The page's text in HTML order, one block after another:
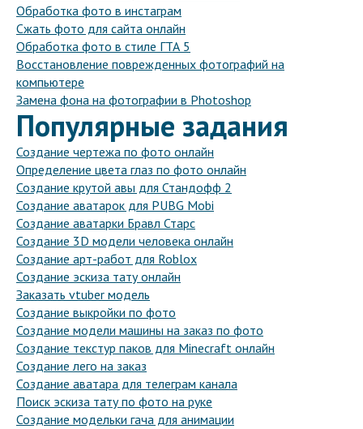
Обработка фото в инстаграм
Сжать фото для сайта онлайн
Обработка фото в стиле ГТА 5
Восстановление поврежденных фотографий на
компьютере
Замена фона на фотографии в Photoshop
Популярные задания
Создание чертежа по фото онлайн
Определение цвета глаз по фото онлайн
Создание крутой авы для Стандофф 2
Создание аватарок для PUBG Mobi
Создание аватарки Бравл Старс
Создание 3D модели человека онлайн
Создание арт-работ для Roblox
Создание эскиза тату онлайн
Заказать vtuber модель
Создание выкройки по фото
Создание модели машины на заказ по фото
Создание текстур паков для Minecraft онлайн
Создание лего на заказ
Создание аватара для телеграм канала
Поиск эскиза тату по фото на руке
Создание модельки гача для анимации